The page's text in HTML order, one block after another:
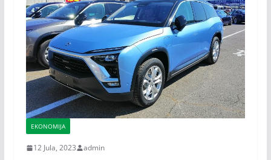
EKONOMIJA
12 Jula, 2023 admin